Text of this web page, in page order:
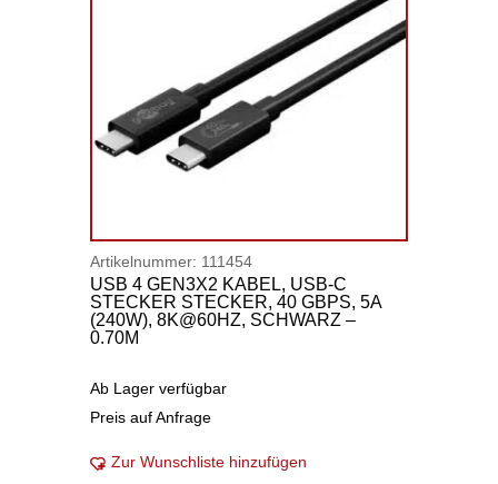
Artikelnummer: 111454
USB 4 GEN3X2 KABEL, USB-C
STECKER STECKER, 40 GBPS, 5A
(240W), 8K@60HZ, SCHWARZ –
0.70M
Ab Lager verfügbar
Preis auf Anfrage
Zur Wunschliste hinzufügen